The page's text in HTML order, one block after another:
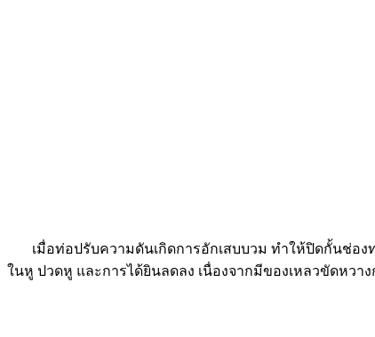
เมื่อท่อปรับความดันเกิดการอักเสบบวม ทำให้ปิดกั้นช่อง
ในหู ปวดหู และการได้ยินลดลง เนื่องจากมีของเหลวขัดหวา